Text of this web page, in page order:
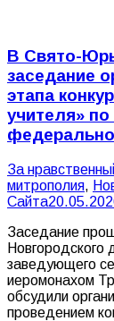
В Свято-
заседание
этапа
учителя»
За
митрополия,
Сайта
Заседание
Новгородского
заведующего
иеромонахом
обсудили
проведением